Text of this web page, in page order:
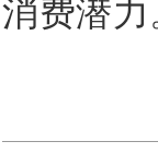
消费潜力